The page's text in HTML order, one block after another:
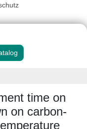
time on
on carbon-